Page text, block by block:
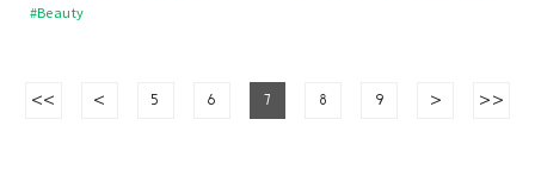
#Beauty
<< < 5 6 7 8 9 > >>